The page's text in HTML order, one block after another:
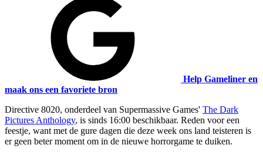
Help Gameliner en
maak ons een favoriete bron
Directive 8020, onderdeel van Supermassive Games' The Dark
Pictures Anthology, is sinds 16:00 beschikbaar. Reden voor een
feestje, want met de gure dagen die deze week ons land teisteren is
er geen beter moment om in de nieuwe horrorgame te duiken.